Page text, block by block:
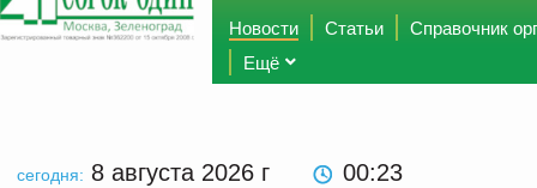
Новости Статьи
Справочник
Ещё
сегодня: 8 августа 2026 г 00:23